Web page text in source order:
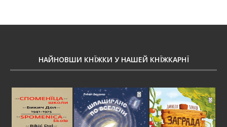
НАЙНОВШИ КНЇЖКИ У НАШЕЙ КНЇЖКАРНЇ